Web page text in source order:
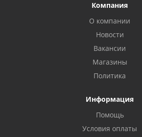
Компания
О компании
Новости
Вакансии
Магазины
Политика
Информация
Помощь
Условия оплаты